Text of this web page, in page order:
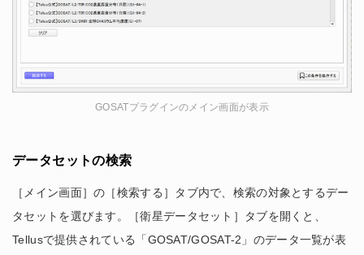
GOSATプラグインのメイン画面が表示
データセットの検索
［メイン画面］の［検索する］タブ内で、検索の対象とするデー
タセットを選びます。［衛星データセット］タブを開くと、
Tellusで提供されている「GOSAT/GOSAT-2」のデータ一覧が表